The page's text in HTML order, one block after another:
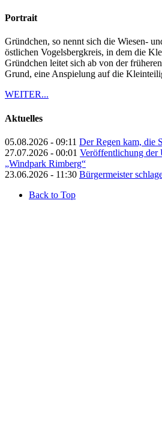
Portrait
Gründchen, so nennt sich die Wiesen-
östlichen Vogelsbergkreis, in dem die
Gründchen leitet sich ab von der
Grund, eine Anspielung auf die
WEITER...
Aktuelles
05.08.2026 - 09:11 Der Regen kam, die
27.07.2026 - 00:01 Veröffentlichung der
„Windpark Rimberg“
23.06.2026 - 11:30 Bürgermeister
Back to Top